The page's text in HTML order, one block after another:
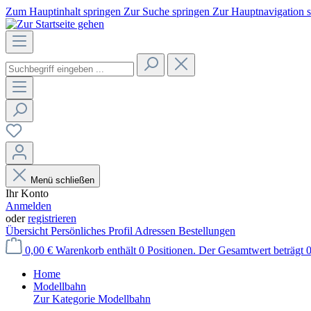
Zum Hauptinhalt springen Zur Suche springen Zur Hauptnavigation
Menü schließen
Ihr Konto
Anmelden
oderregistrieren
Übersicht Persönliches Profil Adressen Bestellungen
0,00 € Warenkorb enthält 0 Positionen. Der Gesamtwert beträgt
Home
Modellbahn
Zur Kategorie Modellbahn